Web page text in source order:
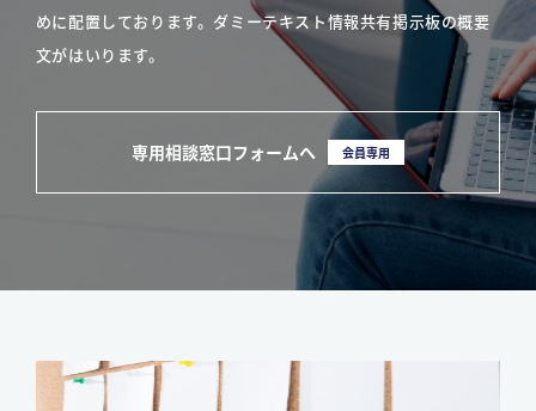
めに配置しております。ダミーテキスト情報共有掲示板の概要
文がはいります。
専用相談窓口フォームへ 会員専用